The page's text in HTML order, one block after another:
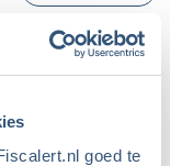
goed te
om te